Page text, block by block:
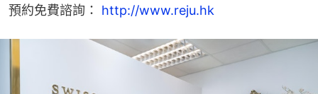
預約免費諮詢： http://www.reju.hk